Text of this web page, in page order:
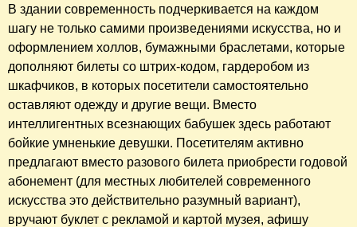
В здании современность подчеркивается на каждом
шагу не только самими произведениями искусства, но и
оформлением холлов, бумажными браслетами, которые
дополняют билеты со штрих-кодом, гардеробом из
шкафчиков, в которых посетители самостоятельно
оставляют одежду и другие вещи. Вместо
интеллигентных всезнающих бабушек здесь работают
бойкие умненькие девушки. Посетителям активно
предлагают вместо разового билета приобрести годовой
абонемент (для местных любителей современного
искусства это действительно разумный вариант),
вручают буклет с рекламой и картой музея, афишу